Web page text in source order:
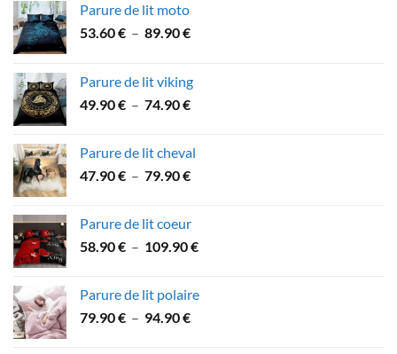
Parure de lit moto
53.60€ – 89.90€Plage
53.60 €
à
Parure de lit viking
49.90€ – 74.90€Plage
49.90 €
à
Parure de lit cheval
47.90€ – 79.90€Plage
à
Parure de lit coeur
58.90€ – 109.90€Plage
58.90 €
Parure de lit polaire
79.90€ – 94.90€Plage